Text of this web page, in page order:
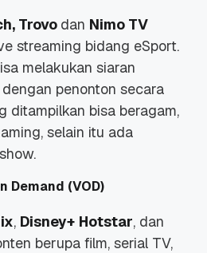
Trovo dan Nimo TV
streaming bidang eSport.
melakukan siaran
penonton secara
ditampilkan bisa beragam,
selain itu ada
Demand (VOD)
, Disney+ Hotstar, dan
berupa film, serial TV,